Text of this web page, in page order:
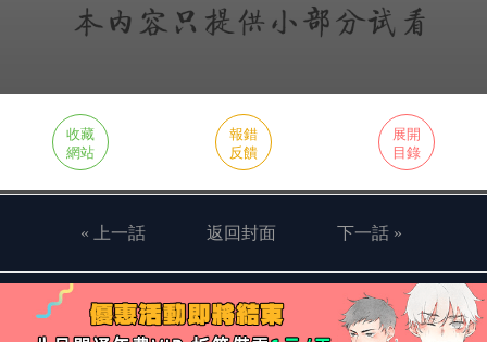
收藏
網站
報錯
反饋
展開
目錄
« 上一話 返回封面 下一話 »